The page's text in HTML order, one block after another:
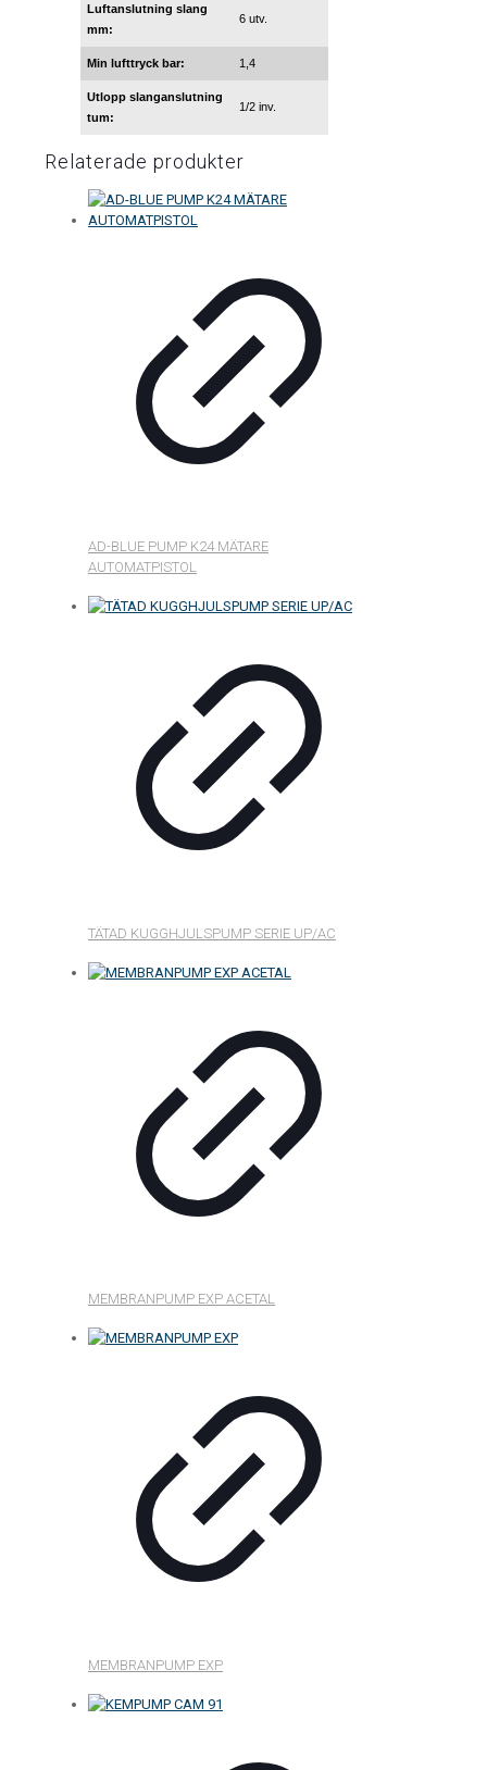
Luftanslutning slang
mm:
6 utv.
Min lufttryck bar: 1,4
Utlopp slanganslutning
tum:
1/2 inv.
Relaterade produkter
AD-BLUE PUMP K24 MÄTARE
AUTOMATPISTOL
TÄTAD KUGGHJULSPUMP SERIE UP/AC
MEMBRANPUMP EXP ACETAL
MEMBRANPUMP EXP